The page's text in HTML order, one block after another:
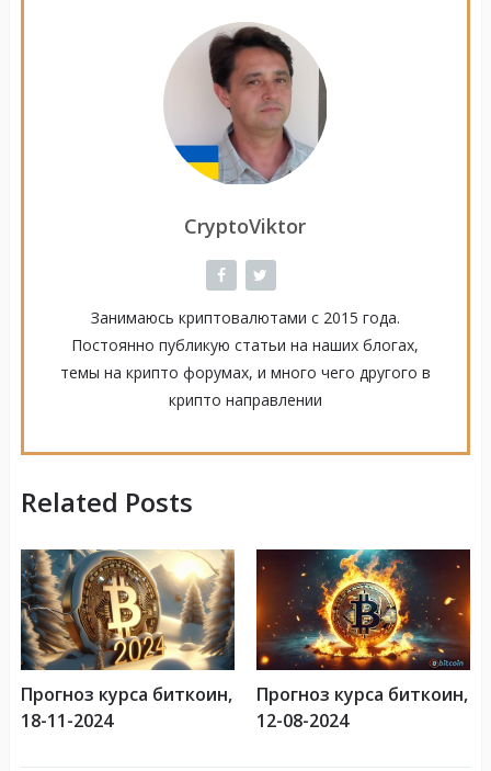
CryptoViktor
Занимаюсь криптовалютами с 2015 года.
Постоянно публикую статьи на наших блогах,
темы на крипто форумах, и много чего другого в
крипто направлении
Related Posts
Прогноз курса биткоин,
18-11-2024
Прогноз курса биткоин,
12-08-2024